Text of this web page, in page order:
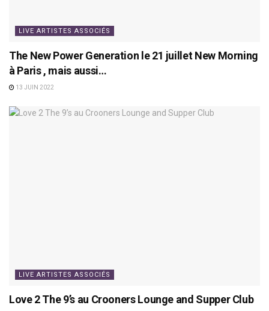
LIVE ARTISTES ASSOCIÉS
The New Power Generation le 21 juillet New Morning
à Paris , mais aussi…
13 JUIN 2022
LIVE ARTISTES ASSOCIÉS
Love 2 The 9’s au Crooners Lounge and Supper Club